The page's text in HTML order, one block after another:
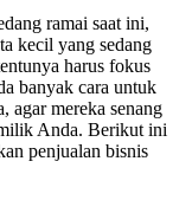
ramai saat ini,
kecil yang sedang
harus fokus
banyak cara untuk
agar mereka senang
Anda. Berikut ini
penjualan bisnis